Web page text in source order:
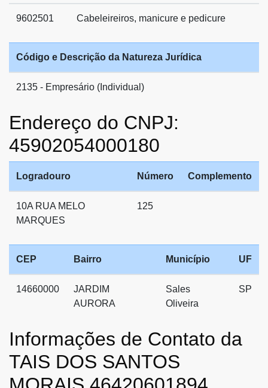
9602501 Cabeleireiros, manicure e pedicure
Código e Descrição da Natureza Jurídica
2135 - Empresário (Individual)
Endereço do CNPJ:
45902054000180
Logradouro Número Complemento
10A RUA MELO
MARQUES
125
CEP Bairro Município UF
14660000
JARDIM
AURORA
Sales
Oliveira
SP
Informações de Contato da
TAIS DOS SANTOS